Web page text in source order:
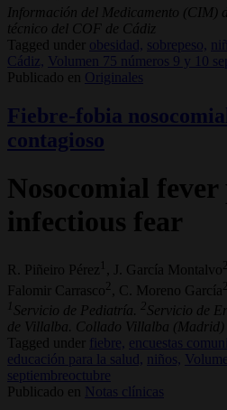
Información del Medicamento (CIM)
técnico del COF de Cádiz
Tagged under
obesidad, sobrepeso,
Cádiz,
Volumen 75 números 9 y 10
Publicado en
Originales
Fiebre-fobia
contagioso
Nosocomial
infectious fear
R. Piñeiro Pérez 1 , J. García Montalvo
Falomir Carrasco
, C. Moreno García
1 Servicio de Pediatría. 2 Servicio de
de Villalba. Collado Villalba (Madrid)
Tagged under
fiebre, encuestas
educación para la salud,
niños,
septiembreoctubre
Publicado en
Notas clínicas